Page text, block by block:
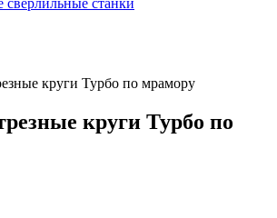
станки
круги Турбо по мрамору
круги Турбо по